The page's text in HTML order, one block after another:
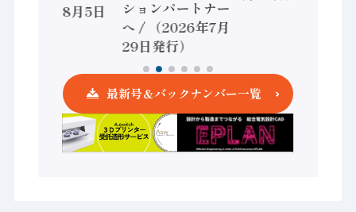
（2026年8月5日
ションパートナー
へ / （2026年7月
29日発行）
最新号＆バックナンバー一覧